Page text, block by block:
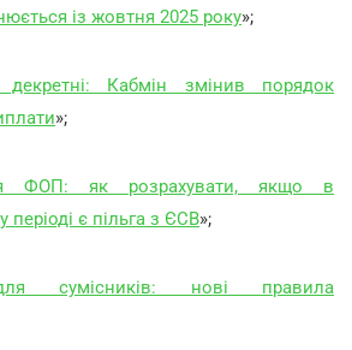
із жовтня 2025 року»;
декретні: Кабмін змінив порядок
»;
ФОП: як розрахувати, якщо в
періоді є пільга з ЄСВ»;
сумісників: нові правила